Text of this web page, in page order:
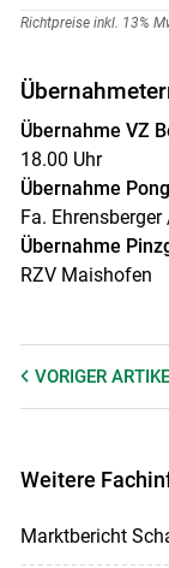
Richtpreise inkl. 13%
Übernahme VZ
18.00 Uhr
Übernahme
Fa.
Übernahme
RZV Maishofen
VORIGER
Weitere
Marktbericht